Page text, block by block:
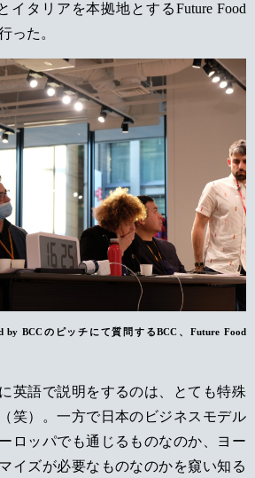
イタリアを本拠地とするFuture Food
った。
by BCCのピッチにて質問するBCC、Future Food
英語で説明をするのは、とても特殊
笑）。一方で日本のビジネスモデル
ロッパでも通じるものなのか、ヨー
イズが必要なものなのかを窺い知る